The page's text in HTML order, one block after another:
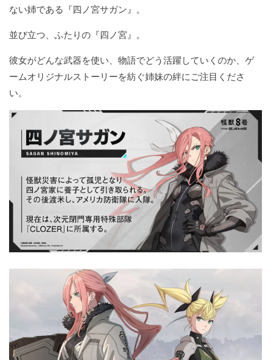
ない姉である『四ノ宮サガン』。
並び立つ、ふたりの『四ノ宮』。
彼女がどんな武器を使い、物語でどう活躍していくのか、ゲ
ームオリジナルストーリーを紡ぐ姉妹の絆にご注目くださ
い。